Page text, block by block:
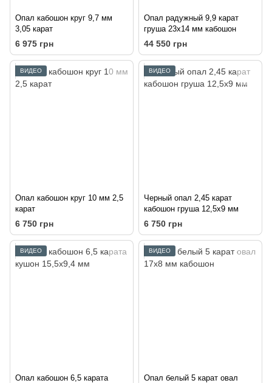
Опал кабошон круг 9,7 мм
3,05 карат
6 975 грн
Опал радужный 9,9 карат
груша 23х14 мм кабошон
44 550 грн
ВИДЕО
Опал кабошон круг 10 мм 2,5
карат
6 750 грн
ВИДЕО
Черный опал 2,45 карат
кабошон груша 12,5х9 мм
6 750 грн
ВИДЕО
Опал кабошон 6,5 карата
ВИДЕО
Опал белый 5 карат овал